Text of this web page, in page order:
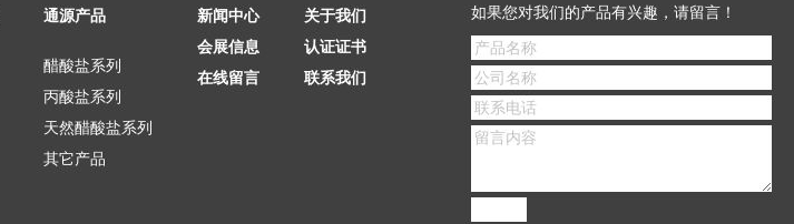
如果您对我们的产品有兴趣，请留言！
通源产品
醋酸盐系列
丙酸盐系列
天然醋酸盐系列
其它产品
新闻中心
关于我们
会展信息
认证证书
在线留言
联系我们